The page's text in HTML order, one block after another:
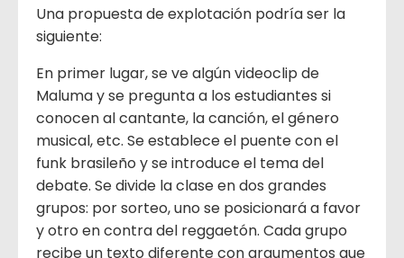
Una propuesta de explotación podría ser la
siguiente:
En primer lugar, se ve algún videoclip de
Maluma y se pregunta a los estudiantes si
conocen al cantante, la canción, el género
musical, etc. Se establece el puente con el
funk brasileño y se introduce el tema del
debate. Se divide la clase en dos grandes
grupos: por sorteo, uno se posicionará a favor
y otro en contra del reggaetón. Cada grupo
recibe un texto diferente con argumentos que